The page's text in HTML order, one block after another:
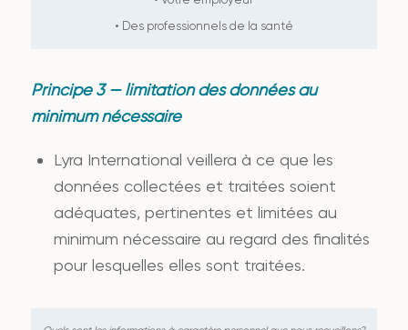
• Des professionnels de la santé
Principe 3 — limitation des données au
minimum nécessaire
Lyra International veillera à ce que les
données collectées et traitées soient
adéquates, pertinentes et limitées au
minimum nécessaire au regard des finalités
pour lesquelles elles sont traitées.